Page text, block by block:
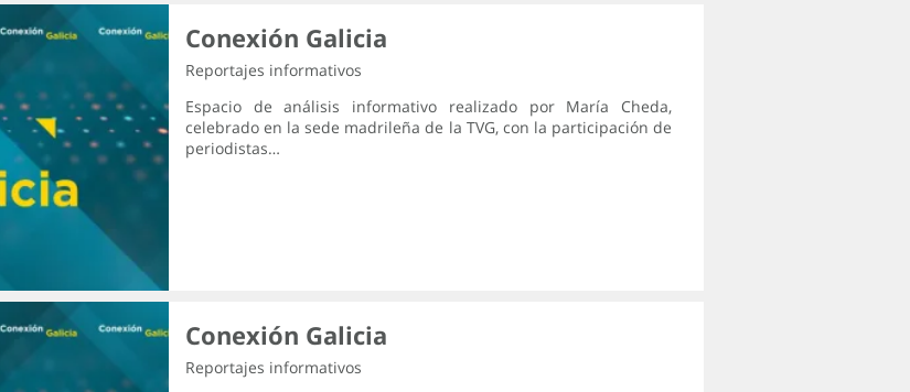
Conexión Galicia
Reportajes informativos
Espacio de análisis informativo realizado por María Cheda,
celebrado en la sede madrileña de la TVG, con la participación de
periodistas…
Conexión Galicia
Reportajes informativos